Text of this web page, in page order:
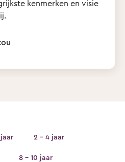
kenmerken en visie
2 - 4 jaar
8 - 10 jaar